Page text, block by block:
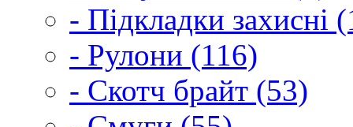
- Підкладки захисні
- Рулони (116)
- Скотч брайт (53)